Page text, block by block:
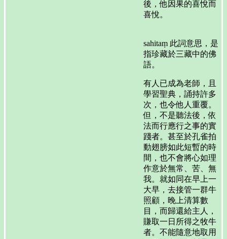
後，他因果的喜悅而
喜悅。
sahitaṃ 此詞意思，是
指珍藏於三藏中的佛
語。
有人已成為老師，且
學習聖典，誦持許多
次，也令他人重覆。
但，不是聽法後，依
法而行應行之事的實
踐者。甚至於孔雀拍
動翅膀如此短暫的時
間，也不會將心如理
作意於無常、苦、無
我。就如同在早上一
大早，去接管一群牛
照顧，晚上清算數
目，而歸還給主人，
賺取一日所得之牧牛
者。不能隨意地取用